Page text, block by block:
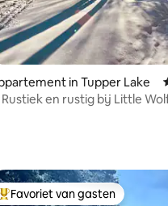
van 4,92 uit 5, 380
in Tupper Lake
en rustig bij Little
Topfavoriet van gasten
Favoriet van gasten